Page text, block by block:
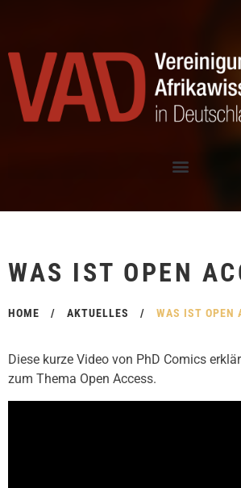
WAS IST OPEN
HOME / AKTUELLES / WAS IST OPEN
Diese kurze Video von PhD Comics
zum Thema Open Access.